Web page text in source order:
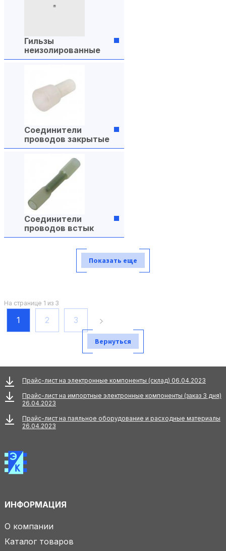
Гильзы
неизолированные
Соединители
проводов закрытые
Соединители
проводов встык
Показать еще
На странице 1 из 3
1 2 3
Вернуться
Прайс-лист на электронные компоненты (склад) 06.04.2023
Прайс-лист на импортные электронные компоненты (заказ 3 дня)
26.04.2023
Прайс-лист на паяльное оборудование и расходные материалы
26.04.2023
ИНФОРМАЦИЯ
О компании
Каталог товаров